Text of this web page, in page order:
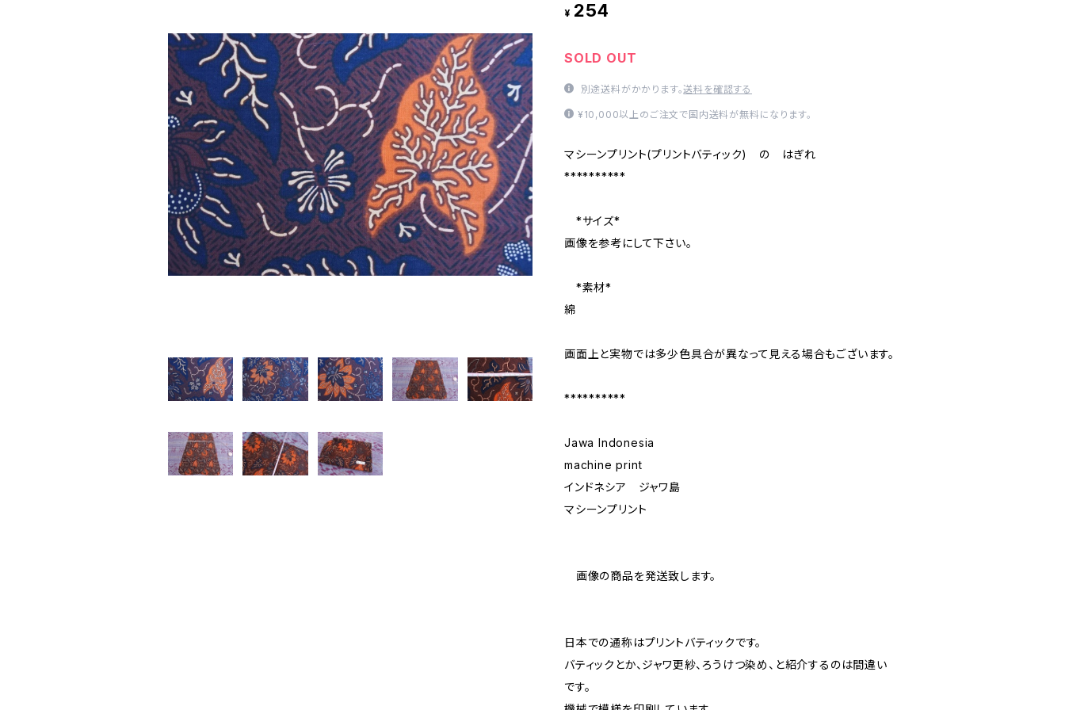
¥ 254
SOLD OUT
別途送料がかかります。送料を確認する
¥10,000以上のご注文で国内送料が無料になります。
マシーンプリント(プリントバティック) の はぎれ
**********
*サイズ*
画像を参考にして下さい。
*素材*
綿
画面上と実物では多少色具合が異なって見える場合もございます。
**********
Jawa Indonesia
machine print
インドネシア ジャワ島
マシーンプリント
画像の商品を発送致します。
日本での通称はプリントバティックです。
バティックとか、ジャワ更紗、ろうけつ染め、と紹介するのは間違い
です。